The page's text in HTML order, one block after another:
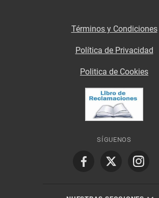
Términos y Condiciones
Política de Privacidad
Politica de Cookies
SÍGUENOS